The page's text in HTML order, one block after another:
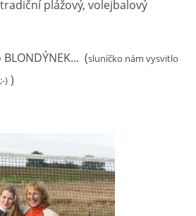
plážový, volejbalový
(sluníčko nám vysvitlo
) )